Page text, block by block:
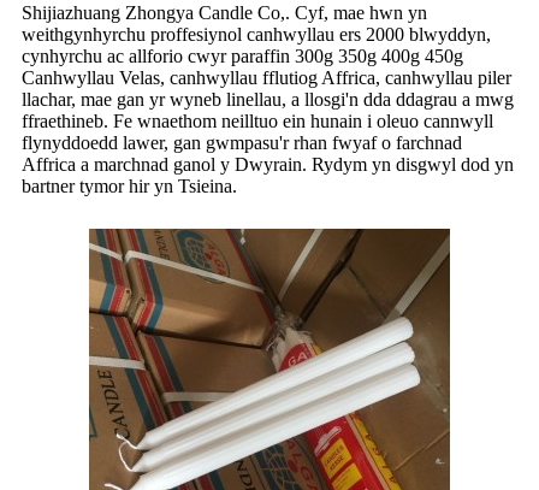
Shijiazhuang Zhongya Candle Co,. Cyf, mae hwn yn
weithgynhyrchu proffesiynol canhwyllau ers 2000 blwyddyn,
cynhyrchu ac allforio cwyr paraffin 300g 350g 400g 450g
Canhwyllau Velas, canhwyllau fflutiog Affrica, canhwyllau piler
llachar, mae gan yr wyneb linellau, a llosgi'n dda ddagrau a mwg
ffraethineb. Fe wnaethom neilltuo ein hunain i oleuo cannwyll
flynyddoedd lawer, gan gwmpasu'r rhan fwyaf o farchnad
Affrica a marchnad ganol y Dwyrain. Rydym yn disgwyl dod yn
bartner tymor hir yn Tsieina.